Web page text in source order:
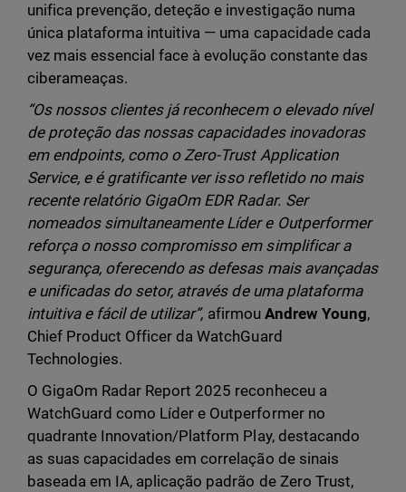
unifica prevenção, deteção e investigação numa
única plataforma intuitiva — uma capacidade cada
vez mais essencial face à evolução constante das
ciberameaças.
“Os nossos clientes já reconhecem o elevado nível
de proteção das nossas capacidades inovadoras
em endpoints, como o Zero-Trust Application
Service, e é gratificante ver isso refletido no mais
recente relatório GigaOm EDR Radar. Ser
nomeados simultaneamente Líder e Outperformer
reforça o nosso compromisso em simplificar a
segurança, oferecendo as defesas mais avançadas
e unificadas do setor, através de uma plataforma
intuitiva e fácil de utilizar”, afirmou Andrew Young,
Chief Product Officer da WatchGuard
Technologies.
O GigaOm Radar Report 2025 reconheceu a
WatchGuard como Líder e Outperformer no
quadrante Innovation/Platform Play, destacando
as suas capacidades em correlação de sinais
baseada em IA, aplicação padrão de Zero Trust,